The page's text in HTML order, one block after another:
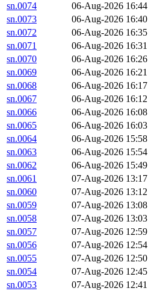
sn.0074
06-Aug-2026 16:44
sn.0073
06-Aug-2026 16:40
sn.0072
06-Aug-2026 16:35
sn.0071
06-Aug-2026 16:31
sn.0070
06-Aug-2026 16:26
sn.0069
06-Aug-2026 16:21
sn.0068
06-Aug-2026 16:17
sn.0067
06-Aug-2026 16:12
sn.0066
06-Aug-2026 16:08
sn.0065
06-Aug-2026 16:03
sn.0064
06-Aug-2026 15:58
sn.0063
06-Aug-2026 15:54
sn.0062
06-Aug-2026 15:49
sn.0061
07-Aug-2026 13:17
sn.0060
07-Aug-2026 13:12
sn.0059
07-Aug-2026 13:08
sn.0058
07-Aug-2026 13:03
sn.0057
07-Aug-2026 12:59
sn.0056
07-Aug-2026 12:54
sn.0055
07-Aug-2026 12:50
sn.0054
07-Aug-2026 12:45
sn.0053
07-Aug-2026 12:41